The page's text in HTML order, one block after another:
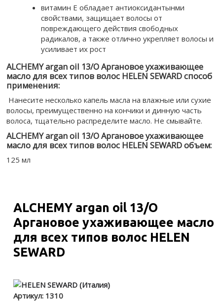
витамин Е обладает антиоксидантынми
свойствами, защищает волосы от
повреждающего действия свободных
радикалов, а также отлично укрепляет волосы и
усиливает их рост
ALCHEMY argan oil 13/O Аргановое ухаживающее
масло для всех типов волос HELEN SEWARD способ
применения:
Нанесите несколько капель масла на влажные или сухие
волосы, преимущественно на кончики и динную часть
волоса, тщательно распределите масло. Не смывайте.
ALCHEMY argan oil 13/O Аргановое ухаживающее
масло для всех типов волос HELEN SEWARD объем:
125 мл
ALCHEMY argan oil 13/O
Аргановое ухаживающее масло
для всех типов волос HELEN
SEWARD
Артикул: 1310